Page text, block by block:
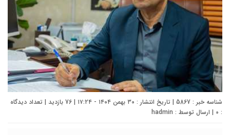
شناسه خبر : 5867 | تاریخ انتشار : ۳۰ بهمن ۱۴۰۴ - ۱۷:۲۴ | 76 بازدید | تعداد دیدگاه
:
0 | ارسال توسط : hadmin